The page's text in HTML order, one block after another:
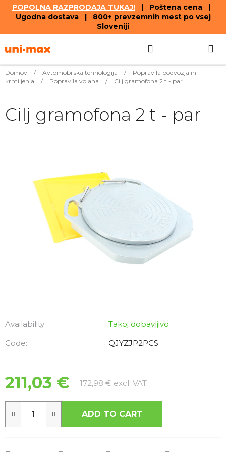
POPOLNA RAZPRODAJA TUKAJ!| Poštena cena |
Ugodna dostava | 800+ prevzemnih mest po vsej
Sloveniji
to
Domov / Avtomobilska tehnologija /
Popravila podvozja in
krmiljenja
/ Popravila volana / Cilj gramofona 2 t - par
Availability
Takoj dobavljivo
Code:
QJYZJP2PCS
211,03 € 172,98 € excl. VATMeasure price:
ADD TO CART
Cilj gramofona 2 t - par